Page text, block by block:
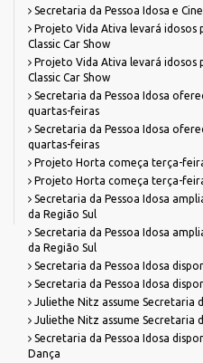
Secretaria da Pessoa Idosa e
Projeto Vida Ativa levará idosos
Classic Car Show
Projeto Vida Ativa levará idosos
Classic Car Show
Secretaria da Pessoa Idosa
quartas-feiras
Secretaria da Pessoa Idosa
quartas-feiras
Projeto Horta começa terça-
Projeto Horta começa terça-
Secretaria da Pessoa Idosa
da Região Sul
Secretaria da Pessoa Idosa
da Região Sul
Secretaria da Pessoa Idosa
Secretaria da Pessoa Idosa
Juliethe Nitz assume Secretaria
Juliethe Nitz assume Secretaria
Secretaria da Pessoa Idosa
Dança